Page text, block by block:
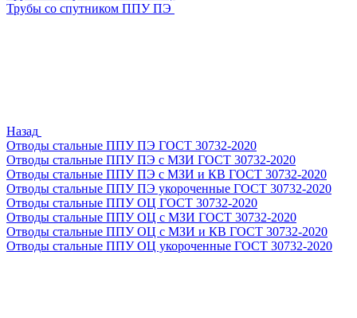
Трубы со спутником ППУ ПЭ
Назад
Отводы стальные ППУ ПЭ ГОСТ 30732-2020
Отводы стальные ППУ ПЭ с МЗИ ГОСТ 30732-2020
Отводы стальные ППУ ПЭ с МЗИ и КВ ГОСТ 30732-2020
Отводы стальные ППУ ПЭ укороченные ГОСТ 30732-2020
Отводы стальные ППУ ОЦ ГОСТ 30732-2020
Отводы стальные ППУ ОЦ с МЗИ ГОСТ 30732-2020
Отводы стальные ППУ ОЦ с МЗИ и КВ ГОСТ 30732-2020
Отводы стальные ППУ ОЦ укороченные ГОСТ 30732-2020